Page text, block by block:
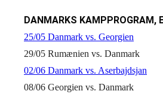
DANMARKS
25/05 Danmark vs. Georgien
29/05 Rumænien vs. Danmark
02/06 Danmark vs. Aserbajdsjan
08/06 Georgien vs. Danmark